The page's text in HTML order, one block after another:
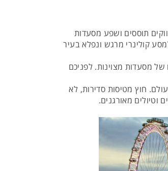
תוססים ושפע מסעדות
קולינרי מרגש ונפלא בעיר
של מסעדות מצוינות. לפניכם
חוץ מטיסות סדירות, לא
וטיולים מאורגנים.